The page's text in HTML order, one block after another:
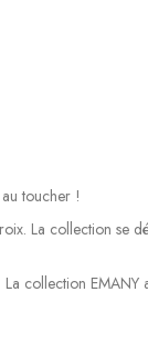
toucher !
La collection se
collection EMANY